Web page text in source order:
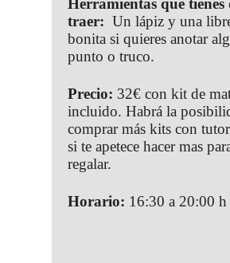
traer: Un lápiz y una
bonita si quieres anotar
punto o truco.
Precio: 32€ con kit de
incluido. Habrá la
comprar más kits con
si te apetece hacer mas
regalar.
Horario: 16:30 a 20:00 h